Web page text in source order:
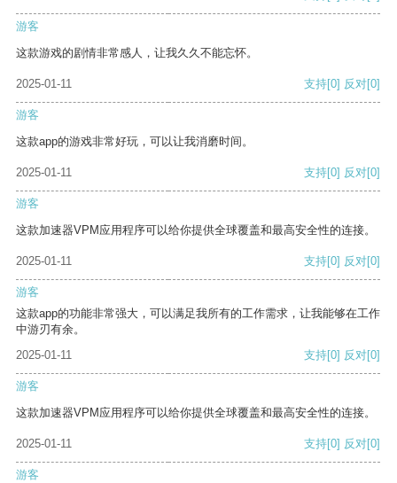
游客
这款游戏的剧情非常感人，让我久久不能忘怀。
2025-01-11 支持[0] 反对[0]
游客
这款app的游戏非常好玩，可以让我消磨时间。
2025-01-11 支持[0] 反对[0]
游客
这款加速器VPM应用程序可以给你提供全球覆盖和最高安全性的连接。
2025-01-11 支持[0] 反对[0]
游客
这款app的功能非常强大，可以满足我所有的工作需求，让我能够在工作
中游刃有余。
2025-01-11
支持[0] 反对[0]
游客
这款加速器VPM应用程序可以给你提供全球覆盖和最高安全性的连接。
2025-01-11 支持[0] 反对[0]
游客